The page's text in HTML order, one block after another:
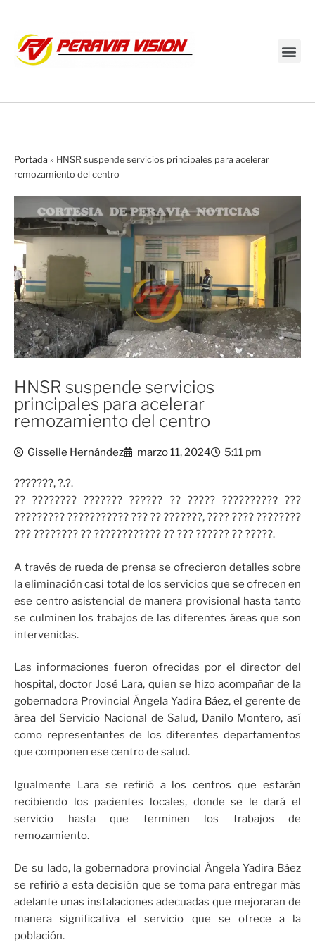
Portada » HNSR suspende servicios principales para acelerar
remozamiento del centro
HNSR suspende servicios
principales para acelerar
remozamiento del centro
Gisselle Hernández marzo 11, 2024 5:11 pm
???????, ?.?.
?? ???????? ??????? ???̃??? ?? ????? ??????????́ ???
????????? ??????????? ??? ?? ???????, ???? ???? ????????
??? ???????? ?? ???????????? ?? ??? ?????? ?? ?????.
A través de rueda de prensa se ofrecieron detalles sobre
la eliminación casi total de los servicios que se ofrecen en
ese centro asistencial de manera provisional hasta tanto
se culminen los trabajos de las diferentes áreas que son
intervenidas.
Las informaciones fueron ofrecidas por el director del
hospital, doctor José Lara, quien se hizo acompañar de la
gobernadora Provincial Ángela Yadira Báez, el gerente de
área del Servicio Nacional de Salud, Danilo Montero, así
como representantes de los diferentes departamentos
que componen ese centro de salud.
Igualmente Lara se refirió a los centros que estarán
recibiendo los pacientes locales, donde se le dará el
servicio hasta que terminen los trabajos de
remozamiento.
De su lado, la gobernadora provincial Ángela Yadira Báez
se refirió a esta decisión que se toma para entregar más
adelante unas instalaciones adecuadas que mejoraran de
manera significativa el servicio que se ofrece a la
población.